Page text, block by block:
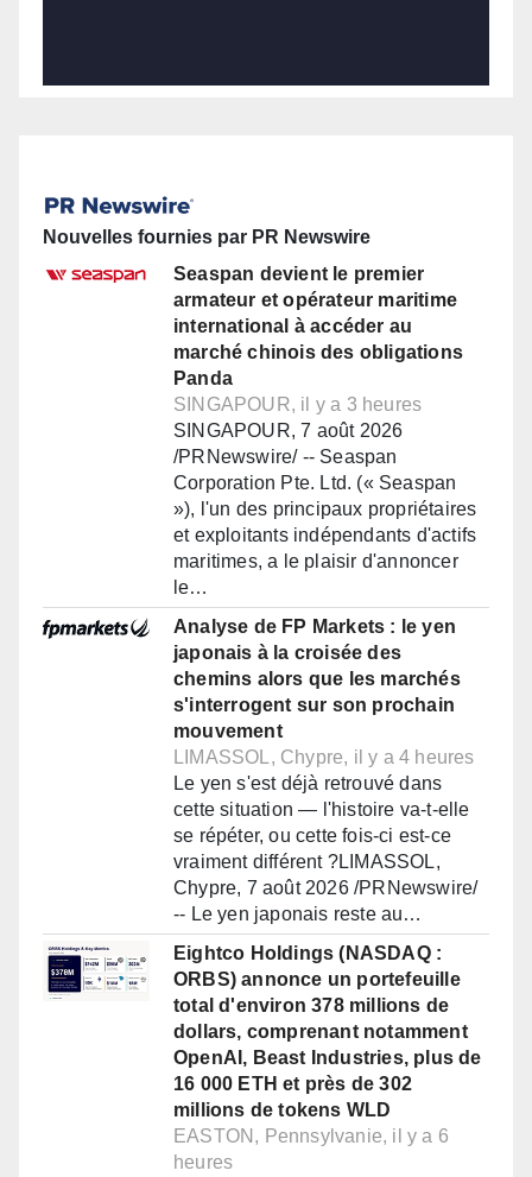
Nouvelles fournies par PR Newswire
Seaspan devient le premier
armateur et opérateur maritime
international à accéder au
marché chinois des obligations
Panda
SINGAPOUR, il y a 3 heures
SINGAPOUR, 7 août 2026
/PRNewswire/ -- Seaspan
Corporation Pte. Ltd. (« Seaspan
»), l'un des principaux propriétaires
et exploitants indépendants d'actifs
maritimes, a le plaisir d'annoncer
le…
Analyse de FP Markets : le yen
japonais à la croisée des
chemins alors que les marchés
s'interrogent sur son prochain
mouvement
LIMASSOL, Chypre, il y a 4 heures
Le yen s'est déjà retrouvé dans
cette situation — l'histoire va-t-elle
se répéter, ou cette fois-ci est-ce
vraiment différent ?LIMASSOL,
Chypre, 7 août 2026 /PRNewswire/
-- Le yen japonais reste au…
Eightco Holdings (NASDAQ :
ORBS) annonce un portefeuille
total d'environ 378 millions de
dollars, comprenant notamment
OpenAI, Beast Industries, plus de
16 000 ETH et près de 302
millions de tokens WLD
EASTON, Pennsylvanie, il y a 6
heures